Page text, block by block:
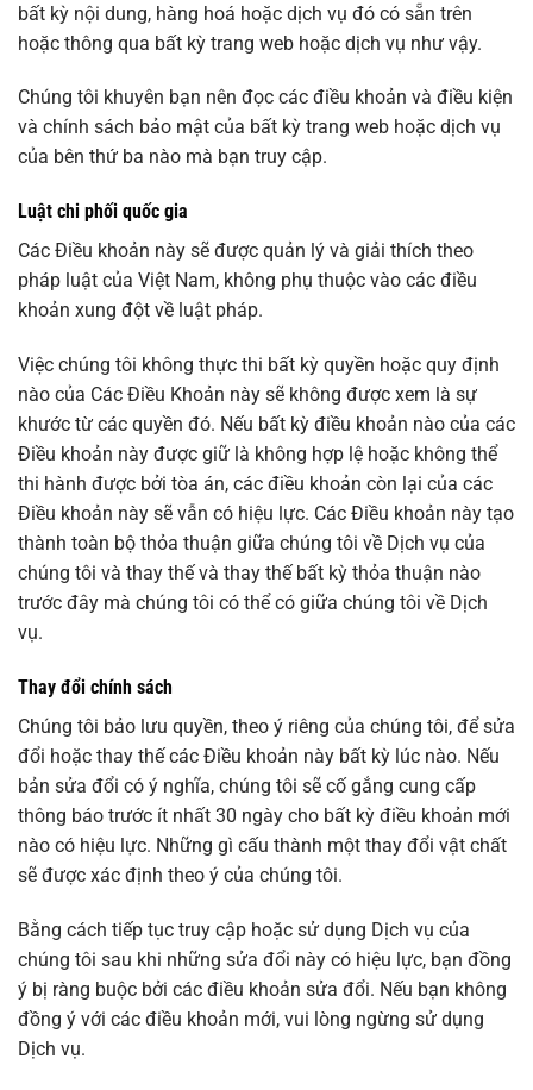
bất kỳ nội dung, hàng hoá hoặc dịch vụ đó có sẵn trên
hoặc thông qua bất kỳ trang web hoặc dịch vụ như vậy.
Chúng tôi khuyên bạn nên đọc các điều khoản và điều kiện
và chính sách bảo mật của bất kỳ trang web hoặc dịch vụ
của bên thứ ba nào mà bạn truy cập.
Luật chi phối quốc gia
Các Điều khoản này sẽ được quản lý và giải thích theo
pháp luật của Việt Nam, không phụ thuộc vào các điều
khoản xung đột về luật pháp.
Việc chúng tôi không thực thi bất kỳ quyền hoặc quy định
nào của Các Điều Khoản này sẽ không được xem là sự
khước từ các quyền đó. Nếu bất kỳ điều khoản nào của các
Điều khoản này được giữ là không hợp lệ hoặc không thể
thi hành được bởi tòa án, các điều khoản còn lại của các
Điều khoản này sẽ vẫn có hiệu lực. Các Điều khoản này tạo
thành toàn bộ thỏa thuận giữa chúng tôi về Dịch vụ của
chúng tôi và thay thế và thay thế bất kỳ thỏa thuận nào
trước đây mà chúng tôi có thể có giữa chúng tôi về Dịch
vụ.
Thay đổi chính sách
Chúng tôi bảo lưu quyền, theo ý riêng của chúng tôi, để sửa
đổi hoặc thay thế các Điều khoản này bất kỳ lúc nào. Nếu
bản sửa đổi có ý nghĩa, chúng tôi sẽ cố gắng cung cấp
thông báo trước ít nhất 30 ngày cho bất kỳ điều khoản mới
nào có hiệu lực. Những gì cấu thành một thay đổi vật chất
sẽ được xác định theo ý của chúng tôi.
Bằng cách tiếp tục truy cập hoặc sử dụng Dịch vụ của
chúng tôi sau khi những sửa đổi này có hiệu lực, bạn đồng
ý bị ràng buộc bởi các điều khoản sửa đổi. Nếu bạn không
đồng ý với các điều khoản mới, vui lòng ngừng sử dụng
Dịch vụ.